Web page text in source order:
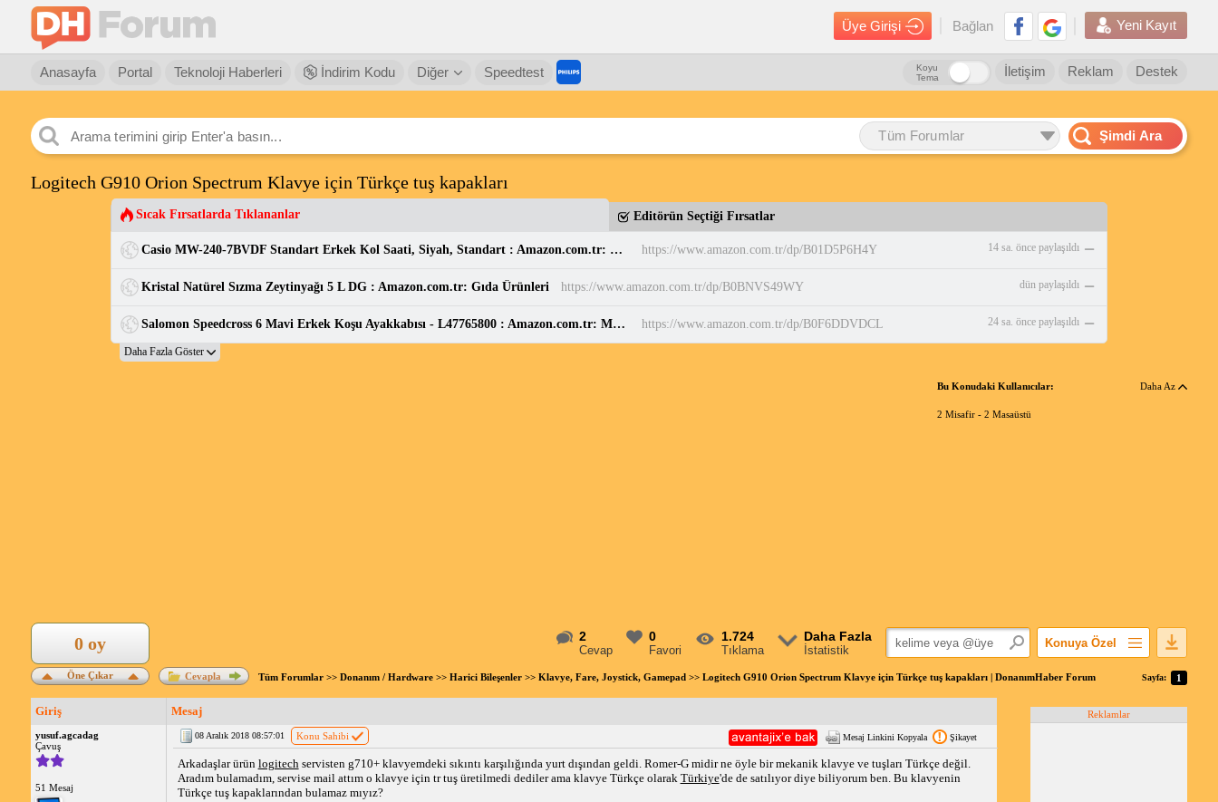
Üye Girişi Bağlan Yeni Kayıt
Anasayfa Portal Teknoloji Haberleri İndirim Kodu Diğer Speedtest Destek
Reklam
İletişim
Koyu
Tema
Tüm Forumlar Şimdi Ara
Logitech G910 Orion Spectrum Klavye için Türkçe tuş kapakları
Sıcak Fırsatlarda Tıklananlar Editörün Seçtiği Fırsatlar
Casio MW-240-7BVDF Standart Erkek Kol Saati, Siyah, Standart : Amazon.com.tr: Moda https://www.amazon.com.tr/dp/B01D5P6H4Y 14 sa. önce paylaşıldı
Kristal Natürel Sızma Zeytinyağı 5 L DG : Amazon.com.tr: Gıda Ürünleri https://www.amazon.com.tr/dp/B0BNVS49WY dün paylaşıldı
Salomon Speedcross 6 Mavi Erkek Koşu Ayakkabısı - L47765800 : Amazon.com.tr: Moda https://www.amazon.com.tr/dp/B0F6DDVDCL 24 sa. önce paylaşıldı
Bu Konudaki Kullanıcılar: Daha Az
2 Misafir - 2 Masaüstü
2
Cevap
0
Favori
1.724
Tıklama
Daha Fazla
İstatistik
Konuya Özel
Popüler Mesajlar
Öne Çıkar
0 oy
Cevapla Tüm Forumlar>> Donanım / Hardware>> Harici Bileşenler>> Klavye, Fare, Joystick, Gamepad>> Logitech G910 Orion Spectrum Klavye için Türkçe tuş kapakları | DonanımHaber Forum Sayfa: 1
Giriş Mesaj
yusuf.agcadag
Çavuş
51 Mesaj
08 Aralık 2018 08:57:01 Konu Sahibi Mesaj Linkini Kopyala Şikayet
Arkadaşlar ürün logitechservisten g710+ klavyemdeki sıkıntı karşılığında yurt dışından geldi. Romer-G midir ne öyle bir mekanik klavye ve tuşları Türkçe değil.
Aradım bulamadım, servise mail attım o klavye için tr tuş üretilmedi dediler ama klavye Türkçe olarak Türkiye'de de satılıyor diye biliyorum ben. Bu klavyenin
Türkçe tuş kapaklarından bulamaz mıyız?
Reklamlar